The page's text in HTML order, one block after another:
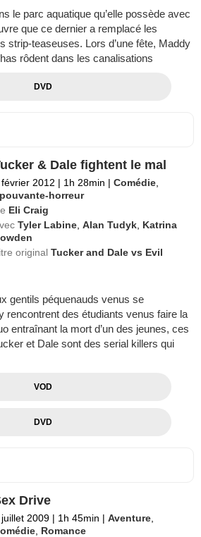
le parc aquatique qu’elle possède avec
que ce dernier a remplacé les
strip-teaseuses. Lors d’une fête, Maddy
rôdent dans les canalisations
DVD
& Dale fightent le mal
février 2012 | 1h 28min | Comédie
horreur
Eli Craig
Tyler Labine ,Alan Tudyk Katrina
originalTucker and Dale vs Evil
gentils péquenauds venus se
rencontrent des étudiants venus faire la
entraînant la mort d’un des jeunes, ces
et Dale sont des serial killers qui
VOD
DVD
Drive
2009 | 1h 45min | Aventure
Romance